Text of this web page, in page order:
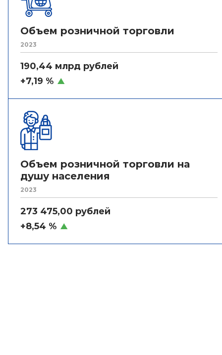
Объем розничной торговли
2023
190,44 млрд рублей
+7,19 %
Объем розничной торговли на
душу населения
2023
273 475,00 рублей
+8,54 %